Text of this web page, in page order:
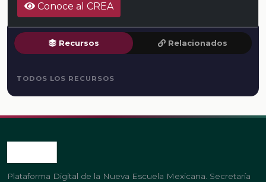
Conoce al CREA
Recursos Relacionados
TODOS LOS RECURSOS
Plataforma Digital de la Nueva Escuela Mexicana. Secretaría